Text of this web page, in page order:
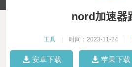
nord加速器
工具 时间：2023-11-24
安卓下载 苹果下载